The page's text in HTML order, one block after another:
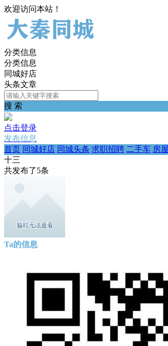
欢迎访问本站！
分类信息
分类信息
同城好店
头条文章
搜 索
点击登录
发布信息
首页 同城好店 同城头条 求职招聘 二手车 房
十三
共发布了5条
Ta的信息